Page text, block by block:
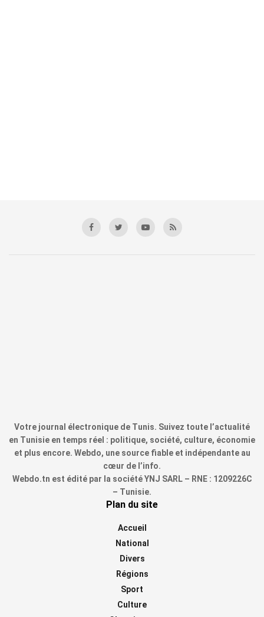
Votre journal électronique de Tunis. Suivez toute l’actualité
en Tunisie en temps réel : politique, société, culture, économie
et plus encore. Webdo, une source fiable et indépendante au
cœur de l’info.
Webdo.tn est édité par la société YNJ SARL – RNE : 1209226C
– Tunisie.
Plan du site
Accueil
National
Divers
Régions
Sport
Culture